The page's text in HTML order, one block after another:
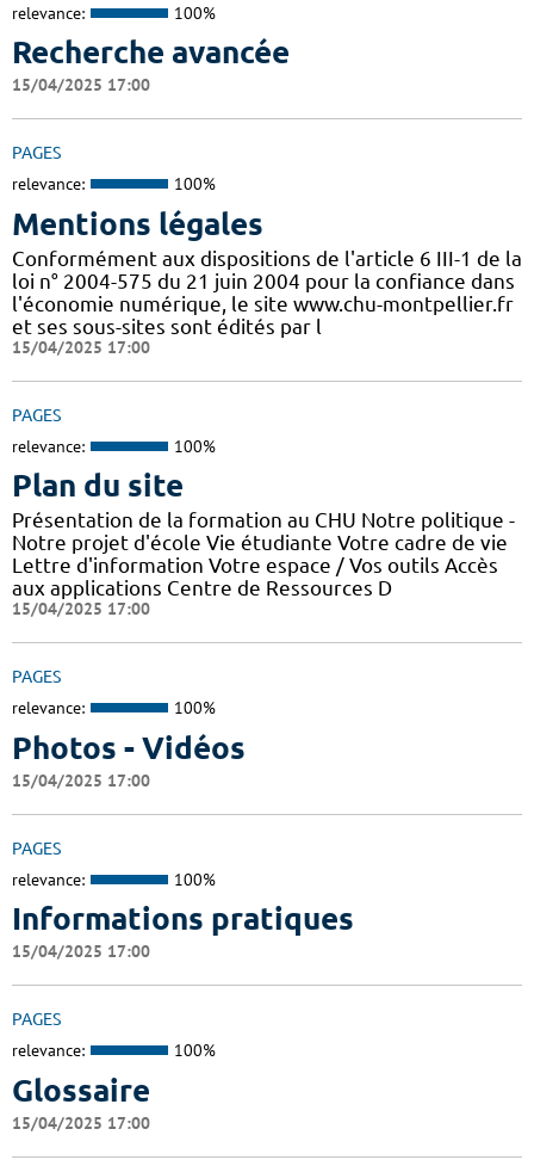
relevance: 100%
Recherche avancée
15/04/2025 17:00
PAGES
relevance: 100%
Mentions légales
Conformément aux dispositions de l'article 6 III-1 de la
loi n° 2004-575 du 21 juin 2004 pour la confiance dans
l'économie numérique, le site www.chu-montpellier.fr
et ses sous-sites sont édités par l
15/04/2025 17:00
PAGES
relevance: 100%
Plan du site
Présentation de la formation au CHU Notre politique -
Notre projet d'école Vie étudiante Votre cadre de vie
Lettre d'information Votre espace / Vos outils Accès
aux applications Centre de Ressources D
15/04/2025 17:00
PAGES
relevance: 100%
Photos - Vidéos
15/04/2025 17:00
PAGES
relevance: 100%
Informations pratiques
15/04/2025 17:00
PAGES
relevance: 100%
Glossaire
15/04/2025 17:00